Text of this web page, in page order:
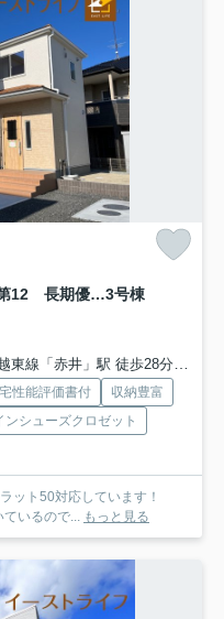
【新築戸建】 いわき市平下平窪第12 長期優良住宅3号棟
線「赤井」駅 徒歩28分車6分 2.8km
性能評価書付
収納豊富
ンシューズクロゼット
ット50対応しています！
いるので... もっと見る